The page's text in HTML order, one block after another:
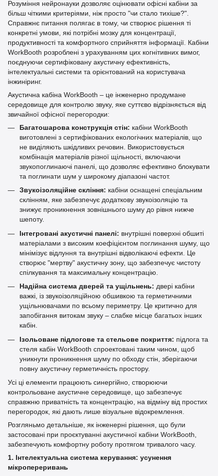
Розуміння нейронауки дозволяє оцінювати офісні кабіни за
більш чіткими критеріями, ніж просто "чи стало тихіше?".
Справжнє питання полягає в тому, чи створює рішення ті
конкретні умови, які потрібні мозку для концентрації,
продуктивності та комфортного сприйняття інформації. Кабіни
WorkBooth розроблені з урахуванням цих когнітивних вимог,
поєднуючи сертифіковану акустичну ефективність,
інтелектуальні системи та орієнтований на користувача
інжиніринг.
Акустична кабіна WorkBooth – це інженерно продумане
середовище для контролю звуку, яке суттєво відрізняється від
звичайної офісної перегородки:
Багатошарова конструкція стін: кабіни WorkBooth
виготовлені з сертифікованих екологічних матеріалів, що
не виділяють шкідливих речовин. Використовується
комбінація матеріалів різної щільності, включаючи
звукопоглинаючі панелі, що дозволяє ефективно блокувати
та поглинати шум у широкому діапазоні частот.
Звукоізоляційне скління: кабіни оснащені спеціальним
склінням, яке забезпечує додаткову звукоізоляцію та
знижує проникнення зовнішнього шуму до рівня нижче
шепоту.
Інтегровані акустичні панелі: внутрішні поверхні обшиті
матеріалами з високим коефіцієнтом поглинання шуму, що
мінімізує відлуння та внутрішні відволікаючі ефекти. Це
створює "мертву" акустичну зону, що забезпечує чистоту
спілкування та максимальну концентрацію.
Надійна система дверей та ущільнень: двері кабіни
важкі, із звукоізоляційною обшивкою та герметичними
ущільнювачами по всьому периметру. Це критично для
запобігання витокам звуку – слабке місце багатьох інших
кабін.
Ізольоване підлогове та стельове покриття: підлога та
стеля кабін WorkBooth спроектовані таким чином, щоб
уникнути проникнення шуму по обходу стін, зберігаючи
повну акустичну герметичність простору.
Усі ці елементи працюють синергійно, створюючи
контрольоване акустичне середовище, що забезпечує
справжню приватність та концентрацію, на відміну від простих
перегородок, які дають лише візуальне відокремлення.
Розгляньмо детальніше, як інженерні рішення, що були
застосовані при проєктуванні акустичної кабіни WorkBooth,
забезпечують комфортну роботу протягом тривалого часу.
1. Інтелектуальна система керування: усунення
мікропереривань